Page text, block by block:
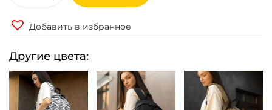
л
е
с
Добавить в избранное
Другие цвета: